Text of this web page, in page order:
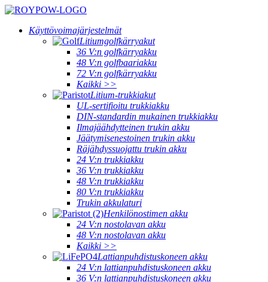
Käyttövoimajärjestelmät
Litiumgolfkärryakut
36 V:n golfkärryakku
48 V:n golfbaariakku
72 V:n golfkärryakku
Kaikki >>
Litium-trukkiakut
UL-sertifioitu trukkiakku
DIN-standardin mukainen trukkiakku
Ilmajäähdytteinen trukin akku
Jäätymisenestoinen trukin akku
Räjähdyssuojattu trukin akku
24 V:n trukkiakku
36 V:n trukkiakku
48 V:n trukkiakku
80 V:n trukkiakku
Trukin akkulaturi
Henkilönostimen akku
24 V:n nostolavan akku
48 V:n nostolavan akku
Kaikki >>
Lattianpuhdistuskoneen akku
24 V:n lattianpuhdistuskoneen akku
36 V:n lattianpuhdistuskoneen akku